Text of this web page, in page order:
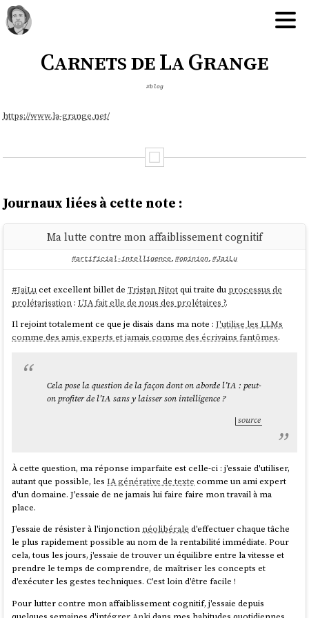
Carnets de La Grange
#blog
https://www.la-grange.net/
Journaux liées à cette note :
Ma lutte contre mon affaiblissement cognitif
#artificial-intelligence, #opinion, #JaiLu
#JaiLucet excellent billet deTristan Nitotqui traite du processus de
prolétarisation :L'IA fait elle de nous des prolétaires ?.
Il rejoint totalement ce que je disais dans ma note :J'utilise les LLMs
comme des amis experts et jamais comme des écrivains fantômes.
Cela pose la question de la façon dont on aborde l’IA : peut-
on profiter de l’IA sans y laisser son intelligence ?
source
À cette question, ma réponse imparfaite est celle-ci : j'essaie d'utiliser,
autant que possible, lesIA générative de texte comme un ami expert
d'un domaine. J'essaie de ne jamais lui faire faire mon travail à ma
place.
J'essaie de résister à l'injonction néolibéraled'effectuer chaque tâche
le plus rapidement possible au nom de la rentabilité immédiate. Pour
cela, tous les jours, j'essaie de trouver un équilibre entre la vitesse et
prendre le temps de comprendre, de maîtriser les concepts et
d'exécuter les gestes techniques. C'est loin d'être facile !
Pour lutter contre mon affaiblissement cognitif, j'essaie depuis